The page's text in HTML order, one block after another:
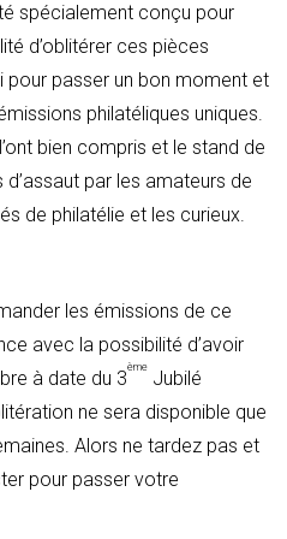
spécialement conçu pour
d’oblitérer ces pièces
pour passer un bon moment et
philatéliques uniques.
bien compris et le stand de
par les amateurs de
de philatélie et les curieux.
les émissions de ce
avec la possibilité d’avoir
à date du 3ème Jubilé
ne sera disponible que
Alors ne tardez pas et
pour passer votre